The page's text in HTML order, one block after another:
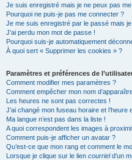
Je suis enregistré mais je ne peux pas
Pourquoi ne puis-je pas me connecter ?
Je me suis enregistré par le passé mais
J’ai perdu mon mot de passe !
Pourquoi suis-je automatiquement
À quoi sert « Supprimer les cookies » ?
Paramètres et préférences de
Comment modifier mes paramètres ?
Comment empêcher mon nom
Les heures ne sont pas correctes !
J’ai changé mon fuseau horaire et
Ma langue n’est pas dans la liste !
A quoi correspondent les images à
Comment puis-je afficher un avatar ?
Qu’est-ce que mon rang et comment le
Lorsque je clique sur le lien courrield’un